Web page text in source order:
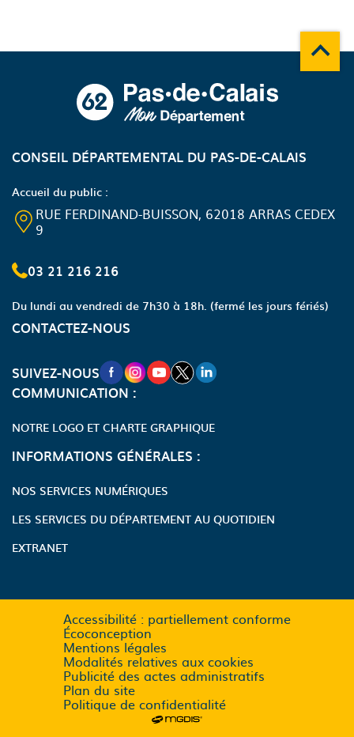
CONSEIL DÉPARTEMENTAL DU PAS-DE-CALAIS
Accueil du public :
RUE FERDINAND-BUISSON, 62018 ARRAS CEDEX
9
03 21 216 216
Du lundi au vendredi de 7h30 à 18h. (fermé les jours fériés)
CONTACTEZ-NOUS
SUIVEZ-NOUSNOUVELLE FENÊTRE VERS LA PAGE
NOUVELLE FENÊTRE VERS LA
NOUVELLE FENÊTRE VERS LA
NOUVELLE FENÊTRE VERS
NOUVELLE FENÊTRE
COMMUNICATION :
NOTRE LOGO ET CHARTE GRAPHIQUE
INFORMATIONS GÉNÉRALES :
NOS SERVICES NUMÉRIQUES
LES SERVICES DU DÉPARTEMENT AU QUOTIDIEN
EXTRANET
Accessibilité : partiellement conforme
Écoconception
Mentions légales
Modalités relatives aux cookies
Publicité des actes administratifs
Plan du site
Politique de confidentialité
Se rendre sur le site de MGDIS